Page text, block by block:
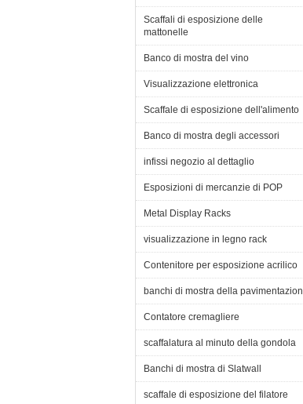
Scaffali di esposizione delle
mattonelle
Banco di mostra del vino
Visualizzazione elettronica
Scaffale di esposizione dell'alimento
Banco di mostra degli accessori
infissi negozio al dettaglio
Esposizioni di mercanzie di POP
Metal Display Racks
visualizzazione in legno rack
Contenitore per esposizione acrilico
banchi di mostra della
Contatore cremagliere
scaffalatura al minuto della gondola
Banchi di mostra di Slatwall
scaffale di esposizione del filatore